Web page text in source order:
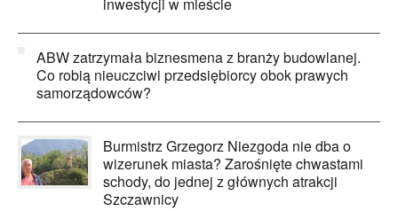
inwestycji w mieście
ABW zatrzymała biznesmena z branży budowlanej.
Co robią nieuczciwi przedsiębiorcy obok prawych
samorządowców?
Burmistrz Grzegorz Niezgoda nie dba o
wizerunek miasta? Zarośnięte chwastami
schody, do jednej z głównych atrakcji
Szczawnicy